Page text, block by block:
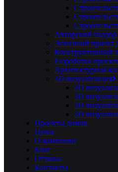
Авторский надзор
Эскизный проект
Конструктивный
Разработка
Архитектурная
3D визуализация
3D
3D
3D
3D
Проекты домов
Цены
О компании
Блог
Отзывы
Контакты